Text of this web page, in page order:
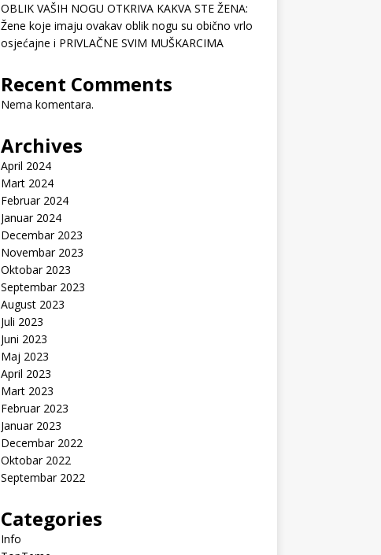
OBLIK VAŠIH NOGU OTKRIVA KAKVA STE ŽENA:
Žene koje imaju ovakav oblik nogu su obično vrlo
osjećajne i PRIVLAČNE SVIM MUŠKARCIMA
Recent Comments
Nema komentara.
Archives
April 2024
Mart 2024
Februar 2024
Januar 2024
Decembar 2023
Novembar 2023
Oktobar 2023
Septembar 2023
August 2023
Juli 2023
Juni 2023
Maj 2023
April 2023
Mart 2023
Februar 2023
Januar 2023
Decembar 2022
Oktobar 2022
Septembar 2022
Categories
Info